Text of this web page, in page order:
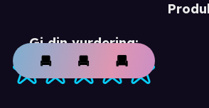
Gi din vurdering: